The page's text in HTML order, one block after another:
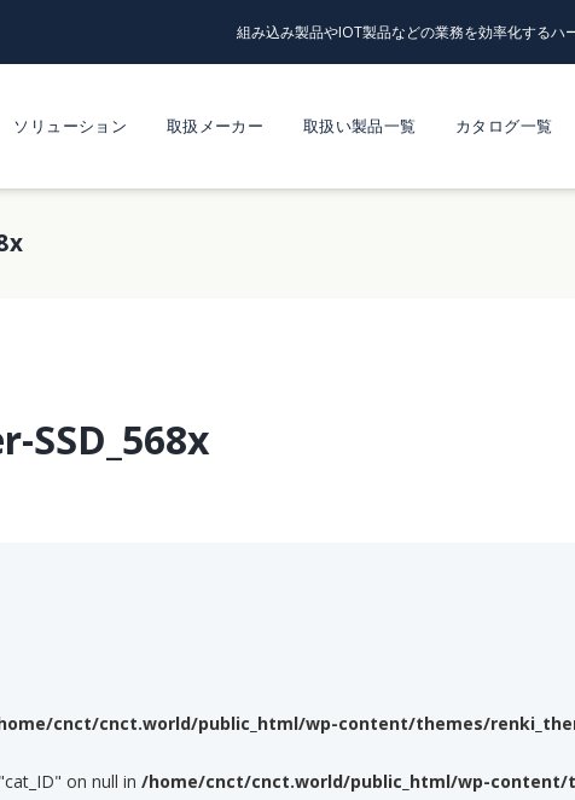
組み込み製品やIOT製品などの業務を効率化するハ
ソリューション 取扱メーカー 取扱い製品一覧 カタログ一覧
SSD_568x
cnct/cnct.world/public_html/wp-content/themes/
on null in /home/cnct/cnct.world/public_html/wp-content/